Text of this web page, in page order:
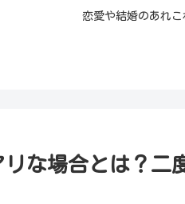
恋愛や結婚のあれ
な場合とは？二